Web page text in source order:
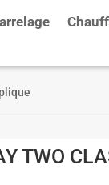
TWO